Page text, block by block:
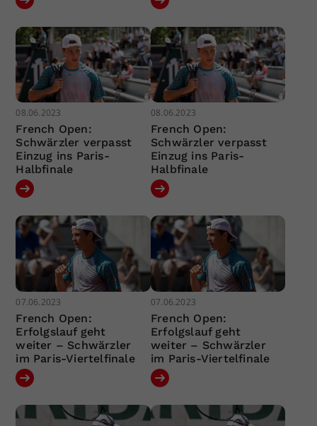
08.06.2023
French Open:
Schwärzler verpasst
Einzug ins Paris-
Halbfinale
08.06.2023
French Open:
Schwärzler verpasst
Einzug ins Paris-
Halbfinale
07.06.2023
French Open:
Erfolgslauf geht
weiter – Schwärzler
im Paris-Viertelfinale
07.06.2023
French Open:
Erfolgslauf geht
weiter – Schwärzler
im Paris-Viertelfinale